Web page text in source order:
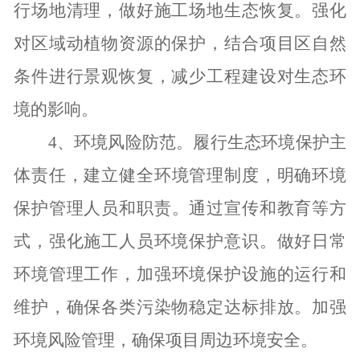
行场地清理，做好施工场地生态恢复。强化
对区域动植物资源的保护，结合项目区自然
条件进行景观恢复，减少工程建设对生态环
境的影响。
4、环境风险防范。履行生态环境保护主
体责任，建立健全环境管理制度，明确环境
保护管理人员和职责。通过宣传和教育等方
式，强化施工人员环境保护意识。 做好日常
环境管理工作 ， 加强环境保护设施的运行和
维护，确保各类污染物稳定达标排放。 加强
环境风险管理，确保项目周边环境安全。